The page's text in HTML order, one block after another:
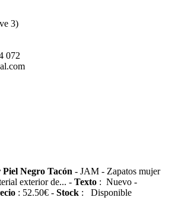
3)
072
Negro Tacón - JAM - Zapatos mujer
exterior de... - Texto : Nuevo -
: 52.50€ - Stock : Disponible